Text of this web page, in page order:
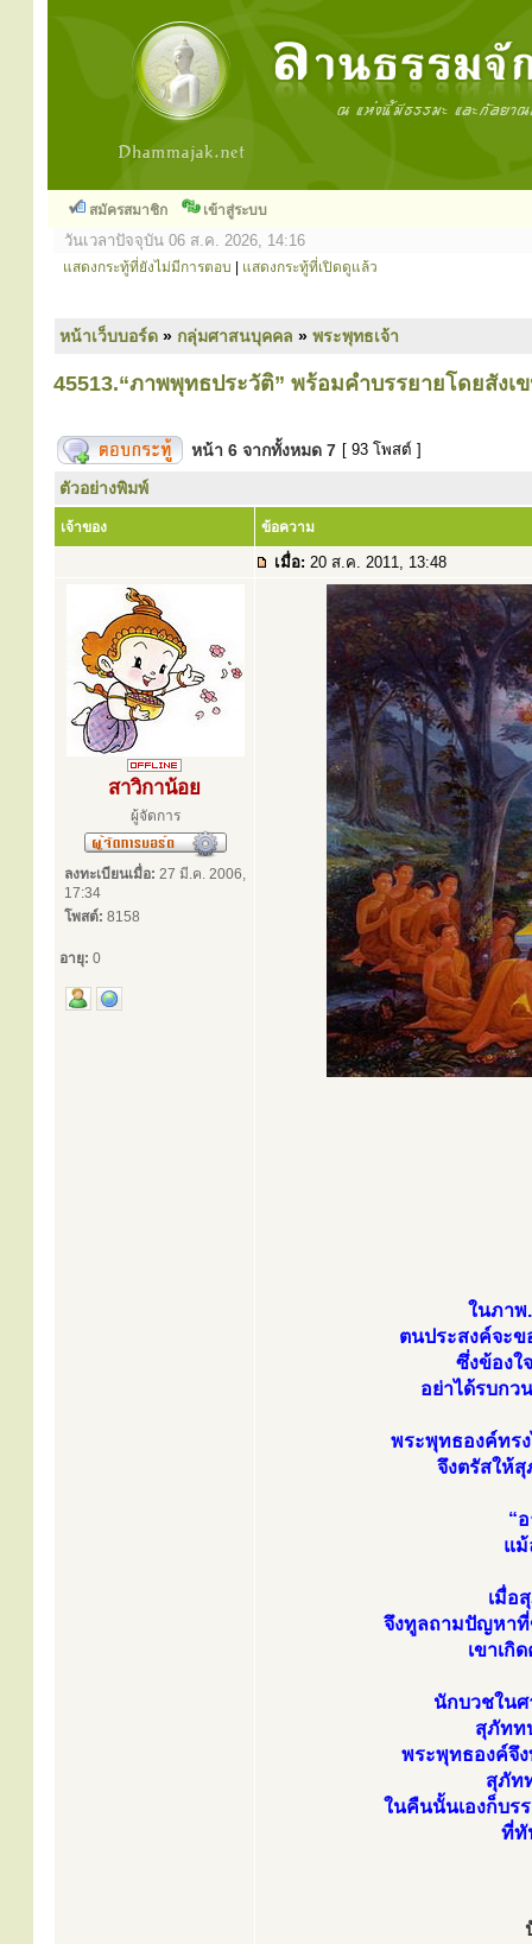
สมัครสมาชิก เข้าสู่ระบบ
วันเวลาปัจจุบัน 06 ส.ค. 2026, 14:16
แสดงกระทู้ที่ยังไม่มีการตอบ แสดงกระทู้ที่เปิดดูแล้ว
หน้าเว็บบอร์ด » กลุ่มศาสนบุคคล » พระพุทธเจ้า
45513.“ภาพพุทธประวัติ” พร้อมคำบรรยายโดยสังเ
หน้า 6 จากทั้งหมด 7 [ 93 โพสต์ ]
ตัวอย่างพิมพ์
เจ้าของ ข้อความ
เมื่อ: 20 ส.ค. 2011, 13:48
สาวิกาน้อย
ผู้จัดการ
ลงทะเบียนเมื่อ: 27 มี.ค. 2006,
17:34
โพสต์: 8158
อายุ: 0
ในภาพ
ตนประสงค์จะข
ซึ่งข้องใ
อย่าได้รบกว
พระพุทธองค์ทร
จึงตรัสให้
“
แม้
เมื่อ
จึงทูลถามปัญหาที่
เขาเกิ
นักบวชใน
สุภัทท
พระพุทธองค์จึ
สุภัท
ในคืนนั้นเองก็บร
ที่ทั